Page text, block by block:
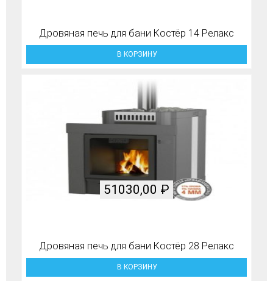
Дровяная печь для бани Костёр 14 Релакс
В КОРЗИНУ
Дровяная печь для бани Костёр 28 Релакс
51030,00 ₽
В КОРЗИНУ